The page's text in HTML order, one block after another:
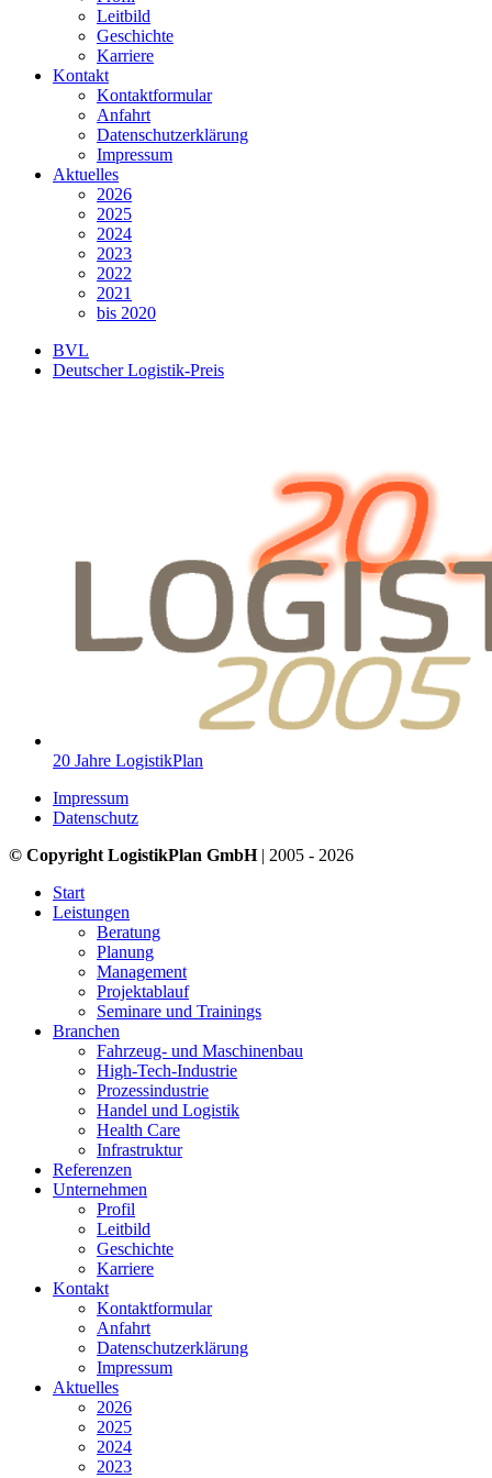
Leitbild
Geschichte
Karriere
Kontakt
Kontaktformular
Anfahrt
Datenschutzerklärung
Impressum
Aktuelles
2026
2025
2024
2023
2022
2021
bis 2020
BVL
Deutscher Logistik-Preis
20 Jahre LogistikPlan
Impressum
Datenschutz
© Copyright LogistikPlan GmbH| 2005 - 2026
Start
Leistungen
Beratung
Planung
Management
Projektablauf
Seminare und Trainings
Branchen
Fahrzeug- und Maschinenbau
High-Tech-Industrie
Prozessindustrie
Handel und Logistik
Health Care
Infrastruktur
Referenzen
Unternehmen
Profil
Leitbild
Geschichte
Karriere
Kontakt
Kontaktformular
Anfahrt
Datenschutzerklärung
Impressum
Aktuelles
2026
2025
2024
2023